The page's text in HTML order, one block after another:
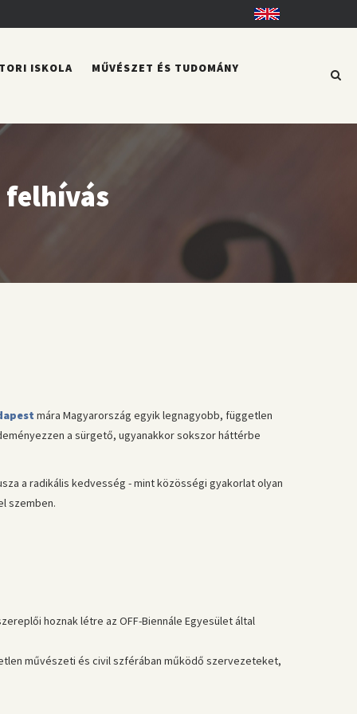
English
ISKOLA MŰVÉSZET ÉS TUDOMÁNY
felhívás
mára Magyarország egyik legnagyobb, független
a sürgető, ugyanakkor sokszor háttérbe
a radikális kedvesség - mint közösségi gyakorlat olyan
szemben.
hoznak létre az OFF-Biennále Egyesület által
művészeti és civil szférában működő szervezeteket,